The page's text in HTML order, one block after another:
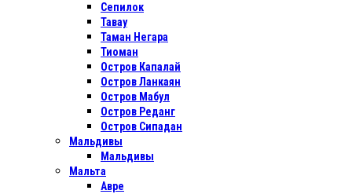
Сепилок
Тавау
Таман Негара
Тиоман
Остров Капалай
Остров Ланкаян
Остров Мабул
Остров Реданг
Остров Сипадан
Мальдивы
Мальдивы
Мальта
Авре